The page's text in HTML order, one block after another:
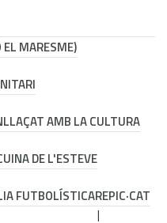
MARESME)
AMB LA CULTURA
DE L'ESTEVE
FUTBOLÍSTICAREPIC·CAT